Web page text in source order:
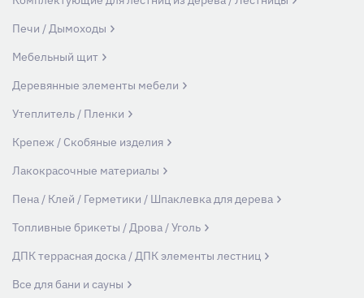
Печи / Дымоходы
Мебельный щит
Деревянные элементы мебели
Утеплитель / Пленки
Крепеж / Скобяные изделия
Лакокрасочные материалы
Пена / Клей / Герметики / Шпаклевка для дерева
Топливные брикеты / Дрова / Уголь
ДПК террасная доска / ДПК элементы лестниц
Все для бани и сауны